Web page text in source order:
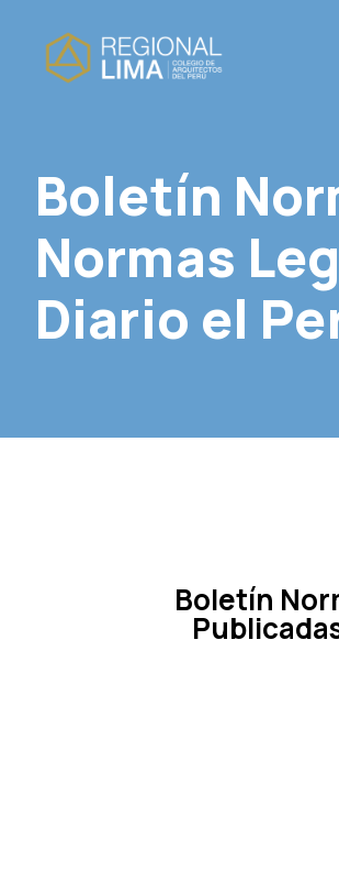
Boletín
Normas
Diario el
Boletín